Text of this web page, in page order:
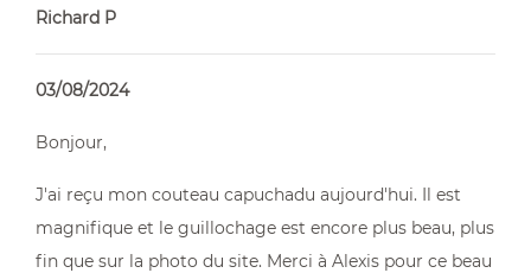
Richard P
03/08/2024
Bonjour,
J'ai reçu mon couteau capuchadu aujourd'hui. Il est
magnifique et le guillochage est encore plus beau, plus
fin que sur la photo du site. Merci à Alexis pour ce beau